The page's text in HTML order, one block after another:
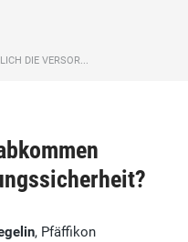
DIE VERSOR...
, Pfäffikon